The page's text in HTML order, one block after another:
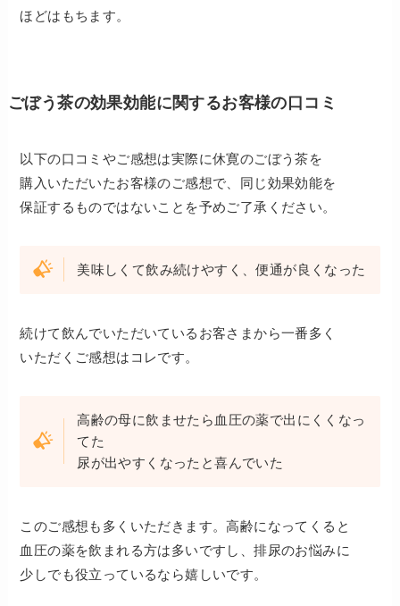
ほどはもちます。
ごぼう茶の効果効能に関するお客様の口コミ
以下の口コミやご感想は実際に休寛のごぼう茶を
購入いただいたお客様のご感想で、同じ効果効能を
保証するものではないことを予めご了承ください。
美味しくて飲み続けやすく、便通が良くなった
続けて飲んでいただいているお客さまから一番多く
いただくご感想はコレです。
高齢の母に飲ませたら血圧の薬で出にくくなっ
てた
尿が出やすくなったと喜んでいた
このご感想も多くいただきます。高齢になってくると
血圧の薬を飲まれる方は多いですし、排尿のお悩みに
少しでも役立っているなら嬉しいです。